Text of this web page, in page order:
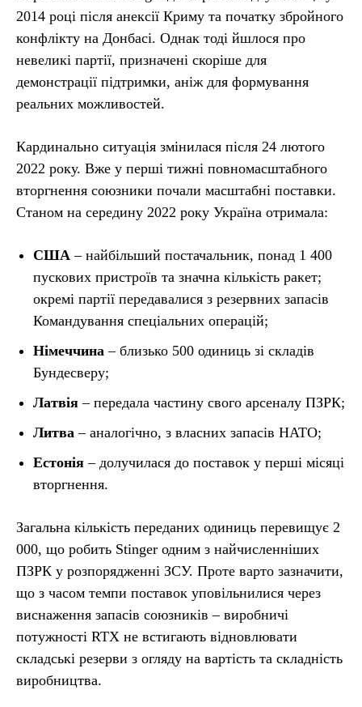
2014 році після анексії Криму та початку збройного
конфлікту на Донбасі. Однак тоді йшлося про
невеликі партії, призначені скоріше для
демонстрації підтримки, аніж для формування
реальних можливостей.
Кардинально ситуація змінилася після 24 лютого
2022 року. Вже у перші тижні повномасштабного
вторгнення союзники почали масштабні поставки.
Станом на середину 2022 року Україна отримала:
США – найбільший постачальник, понад 1 400
пускових пристроїв та значна кількість ракет;
окремі партії передавалися з резервних запасів
Командування спеціальних операцій;
Німеччина – близько 500 одиниць зі складів
Бундесверу;
Латвія – передала частину свого арсеналу ПЗРК;
Литва – аналогічно, з власних запасів НАТО;
Естонія – долучилася до поставок у перші місяці
вторгнення.
Загальна кількість переданих одиниць перевищує 2
000, що робить Stinger одним з найчисленніших
ПЗРК у розпорядженні ЗСУ. Проте варто зазначити,
що з часом темпи поставок уповільнилися через
виснаження запасів союзників – виробничі
потужності RTX не встигають відновлювати
складські резерви з огляду на вартість та складність
виробництва.